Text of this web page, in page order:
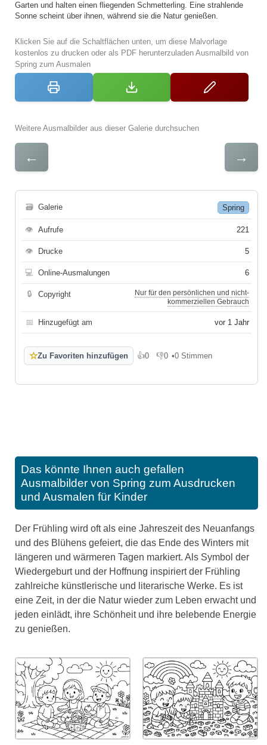
Garten und halten einen fliegenden Schmetterling. Eine strahlende
Sonne scheint über ihnen, während sie die Natur genießen.
Klicken Sie auf die Schaltflächen unten, um diese Malvorlage
kostenlos zu drucken oder als PDF herunterzuladen Ausmalbild von
Spring zum Ausmalen
Weitere Ausmalbilder aus dieser Galerie durchsuchen
← →
🗃 Galerie Spring
👁 Aufrufe 221
👁 Drucke 5
💻 Online-Ausmalungen 6
🔒 Copyright
Nur für den persönlichen und nicht-
kommerziellen Gebrauch
📅 Hinzugefügt am vor 1 Jahr
☆Zu Favoriten hinzufügen 👍0
Gefällt mir
👎0
Gefällt mir nicht
•0 Stimmen
Das könnte Ihnen auch gefallen
Ausmalbilder von Spring zum Ausdrucken
und Ausmalen für Kinder
Der Frühling wird oft als eine Jahreszeit des Neuanfangs
und des Blühens gefeiert, die das Ende des Winters mit
längeren und wärmeren Tagen markiert. Als Symbol der
Wiedergeburt und der Hoffnung inspiriert der Frühling
zahlreiche künstlerische und literarische Werke. Es ist
eine Zeit, in der die Natur wieder zum Leben erwacht und
jeden einlädt, ihre Schönheit und ihre belebende Energie
zu genießen.